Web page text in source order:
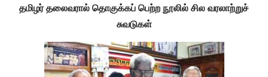
தமிழர் தலைவரால் தொகுக்கப் பெற்ற நூலில் சில வரலாற்றுச்
சுவடுகள்